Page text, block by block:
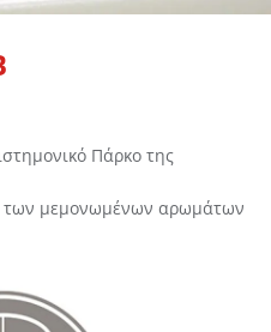
Πάρκο της
των μεμονωμένων αρωμάτων